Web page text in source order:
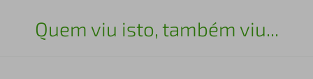
Quem viu isto, também viu...